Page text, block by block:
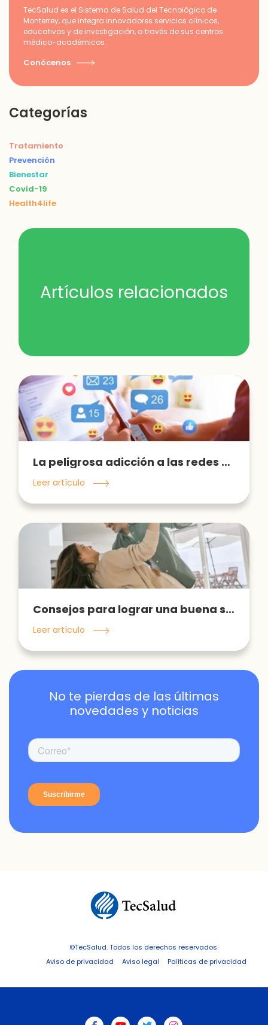
TecSalud es el Sistema de Salud del Tecnológico de
Monterrey, que integra innovadores servicios clínicos,
educativos y de investigación, a través de sus centros
médico-académicos.
Conócenos
Categorías
Tratamiento
Prevención
Bienestar
Covid-19
Health4life
Artículos relacionados
La peligrosa adicción a las redes sociales
Leer artículo
Consejos para lograr una buena salud mental durante la menopausia
Leer artículo
No te pierdas de las últimas
novedades y noticias
©TecSalud. Todos los derechos reservados
Aviso de privacidad
Aviso legal Políticas de privacidad